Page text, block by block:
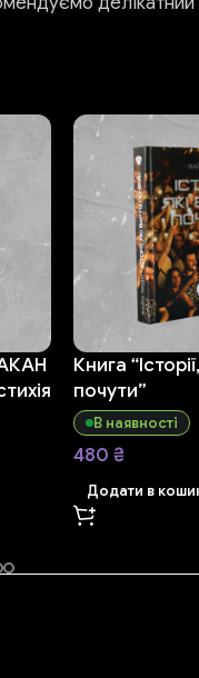
Книга
почути”
В наявності
480₴
Додати в